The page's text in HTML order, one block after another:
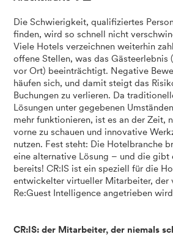
Die Schwierigkeit, qualifiziertes
finden, wird so schnell nicht
Viele Hotels verzeichnen weiterhin
offene Stellen, was das Gästeerlebnis
vor Ort) beeinträchtigt. Negative
häufen sich, und damit steigt das
Buchungen zu verlieren. Da
Lösungen unter gegebenen
mehr funktionieren, ist es an der Zeit,
vorne zu schauen und innovative
nutzen. Fest steht: Die Hotelbranche
eine alternative Lösung – und die gibt
bereits! CR:IS ist ein speziell für die
entwickelter virtueller Mitarbeiter, der
Re:Guest Intelligence angetrieben
CR:IS: der Mitarbeiter, der niemals